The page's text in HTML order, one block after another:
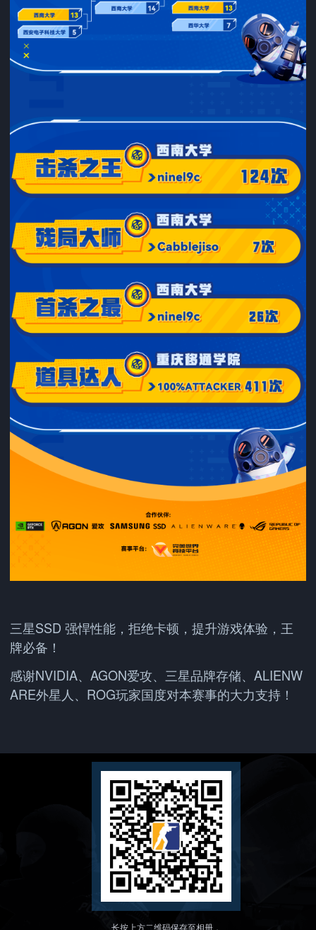
三星SSD 强悍性能，拒绝卡顿，提升游戏体验，王
牌必备！
感谢NVIDIA、AGON爱攻、三星品牌存储、ALIENW
ARE外星人、ROG玩家国度对本赛事的大力支持！
长按上方二维码保存至相册，